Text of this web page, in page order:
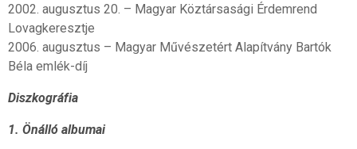
2002. augusztus 20. – Magyar Köztársasági Érdemrend
Lovagkeresztje
2006. augusztus – Magyar Művészetért Alapítvány Bartók
Béla emlék-díj
Diszkográfia
1. Önálló albumai